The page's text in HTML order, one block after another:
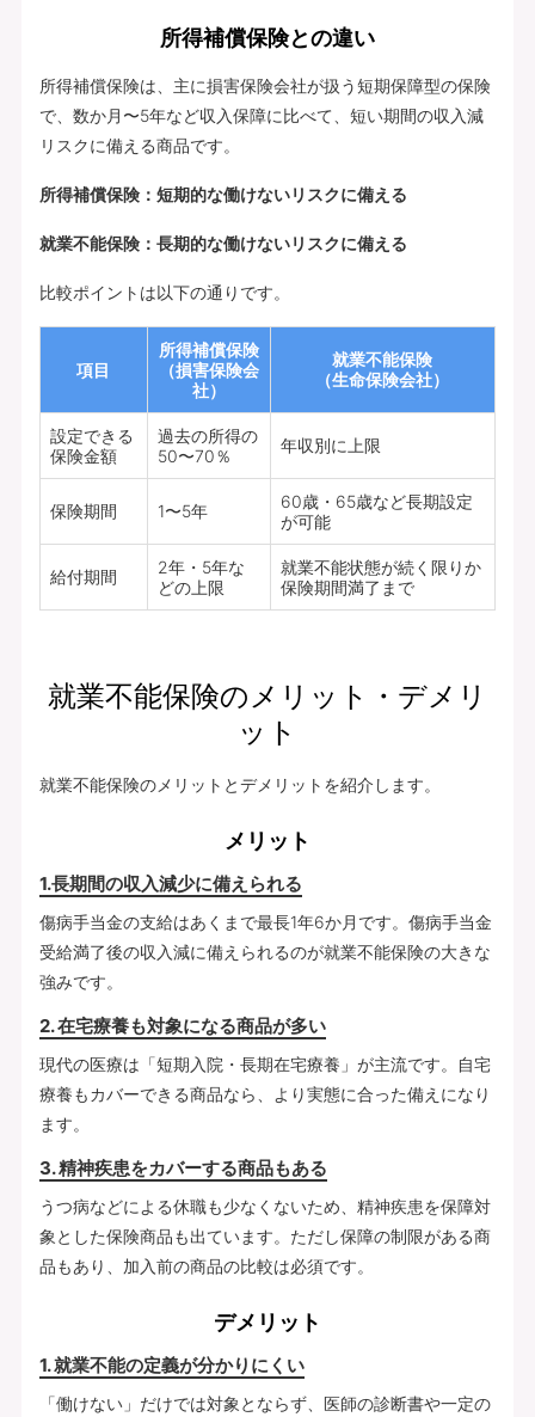
所得補償保険との違い
所得補償保険は、主に損害保険会社が扱う短期保障型の保険
で、数か月〜5年など収入保障に比べて、短い期間の収入減
リスクに備える商品です。
所得補償保険：短期的な働けないリスクに備える
就業不能保険：長期的な働けないリスクに備える
比較ポイントは以下の通りです。
項目
所得補償保険
（損害保険会
社）
就業不能保険
（生命保険会社）
設定できる
保険金額
過去の所得の
50〜70％
年収別に上限
保険期間 1〜5年
60歳・65歳など長期設定
が可能
給付期間
2年・5年な
どの上限
就業不能状態が続く限りか
保険期間満了まで
就業不能保険のメリット・デメリ
ット
就業不能保険のメリットとデメリットを紹介します。
メリット
1.長期間の収入減少に備えられる
傷病手当金の支給はあくまで最長1年6か月です。傷病手当金
受給満了後の収入減に備えられるのが就業不能保険の大きな
強みです。
2. 在宅療養も対象になる商品が多い
現代の医療は「短期入院・長期在宅療養」が主流です。自宅
療養もカバーできる商品なら、より実態に合った備えになり
ます。
3. 精神疾患をカバーする商品もある
うつ病などによる休職も少なくないため、精神疾患を保障対
象とした保険商品も出ています。ただし保障の制限がある商
品もあり、加入前の商品の比較は必須です。
デメリット
1. 就業不能の定義が分かりにくい
「働けない」だけでは対象とならず、医師の診断書や一定の